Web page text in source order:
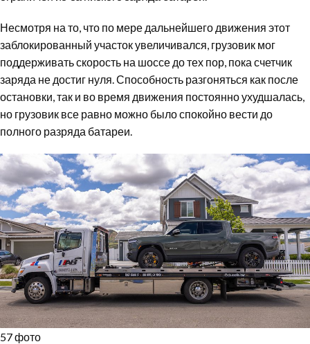
Несмотря на то, что по мере дальнейшего движения этот
заблокированный участок увеличивался, грузовик мог
поддерживать скорость на шоссе до тех пор, пока счетчик
заряда не достиг нуля. Способность разгоняться как после
остановки, так и во время движения постоянно ухудшалась,
но грузовик все равно можно было спокойно вести до
полного разряда батареи.
57 фото